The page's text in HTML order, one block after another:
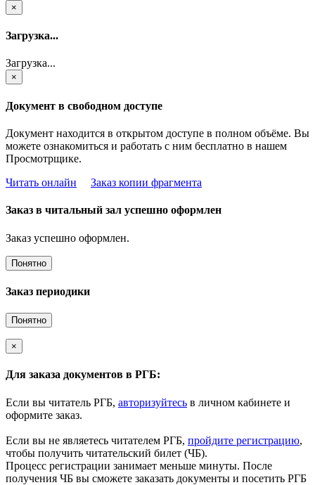
×
Загрузка...
Загрузка...
×
Документ в свободном доступе
Документ находится в открытом доступе в полном объёме. Вы
можете ознакомиться и работать с ним бесплатно в нашем
Просмотрщике.
Читать онлайн
Заказ копии фрагмента
Заказ в читальный зал успешно оформлен
Заказ успешно оформлен.
Понятно
Заказ периодики
Понятно
×
Для заказа документов в РГБ:
Если вы читатель РГБ, авторизуйтесь в личном кабинете и
оформите заказ.
Если вы не являетесь читателем РГБ, пройдите регистрацию,
чтобы получить читательский билет (ЧБ).
Процесс регистрации занимает меньше минуты. После
получения ЧБ вы сможете заказать документы и посетить РГБ